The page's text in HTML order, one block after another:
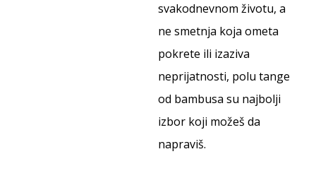
svakodnevnom životu, a
ne smetnja koja ometa
pokrete ili izaziva
neprijatnosti, polu tange
od bambusa su najbolji
izbor koji možeš da
napraviš.